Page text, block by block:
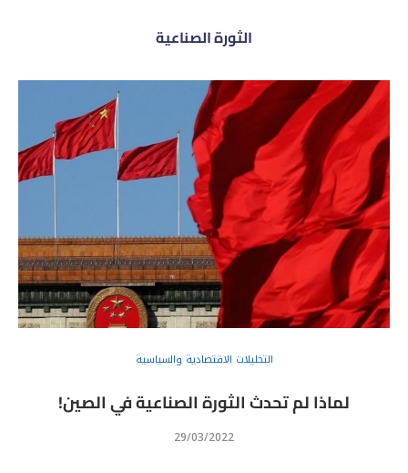
الثورة الصناعية
التحليلات الاقتصادية والسياسية
لماذا لم تحدث الثورة الصناعية في الصين!
29/03/2022